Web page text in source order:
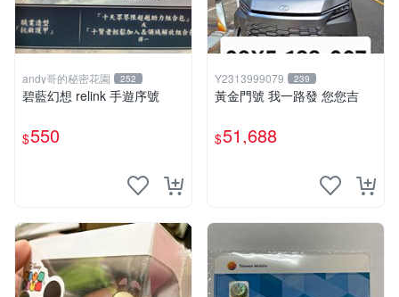
andy哥的秘密花園 252
碧藍幻想 relink 手遊序號
$550
Y2313999079 239
黃金門號 我一路發 您您吉
$51,688